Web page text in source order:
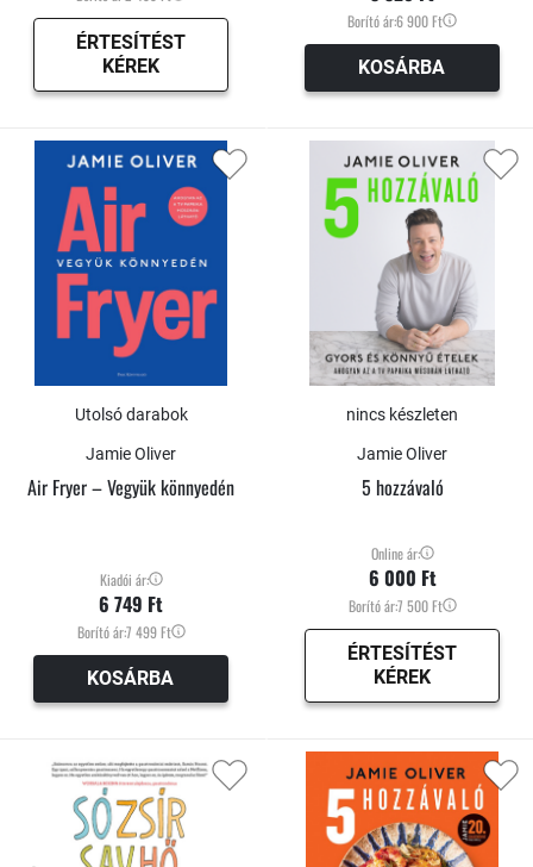
ÉRTESÍTÉST
KÉREK
Borító ár:6 900 Ft
KOSÁRBA
Utolsó darabok
Jamie Oliver
Air Fryer – Vegyük könnyedén
Kiadói ár:
6 749 Ft
Borító ár:7 499 Ft
KOSÁRBA
nincs készleten
Jamie Oliver
5 hozzávaló
Online ár:
6 000 Ft
Borító ár:7 500 Ft
ÉRTESÍTÉST
KÉREK